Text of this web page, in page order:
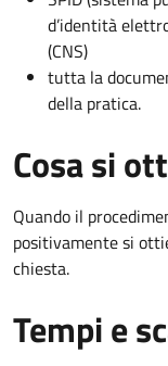
d’identità
(CNS)
tutta la
della pratica.
Cosa si
Quando il
positivamente si
chiesta.
Tempi e